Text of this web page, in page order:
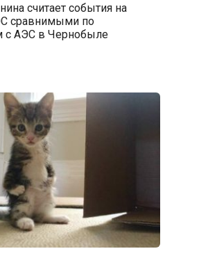
считает события на
сравнимыми по
с АЭС в Чернобыле